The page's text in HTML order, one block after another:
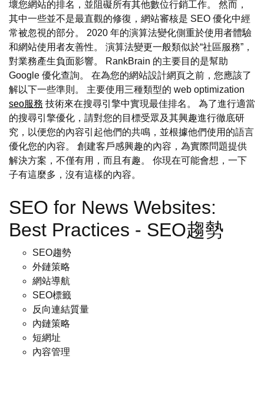
壞您網站的排名，並阻礙所有其他數位行銷工作。 然而，
其中一些並不是最直觀的修復，網站審核是 SEO 優化中經
常被忽視的部分。 2020 年的演算法變化側重於使用者體驗
和網站使用者友善性。 演算法變更一般類似於“社區服務”，
對業務產生負面影響。 RankBrain 的主要目的是幫助
Google 優化查詢。 在為您的網站設計網頁之前，您應該了
解以下一些準則。 主要使用三種類型的 web optimization
seo服務 技術來在搜尋引擎中實現最佳排名。 為了進行適當
的搜尋引擎優化，請對您的目標受眾及其興趣進行徹底研
究，以便您的內容引起他們的共鳴，並根據他們使用的語言
優化您的內容。 創建客戶感興趣的內容，為實際問題提供
解決方案，不僅有用，而且有趣。 你現在可能會想，一下
子有這麼多，沒有這樣的內容。
SEO for News Websites:
Best Practices - SEO趨勢
SEO趨勢
外鏈策略
網站導航
SEO標籤
反向連結質量
內鏈策略
短網址
內容管理